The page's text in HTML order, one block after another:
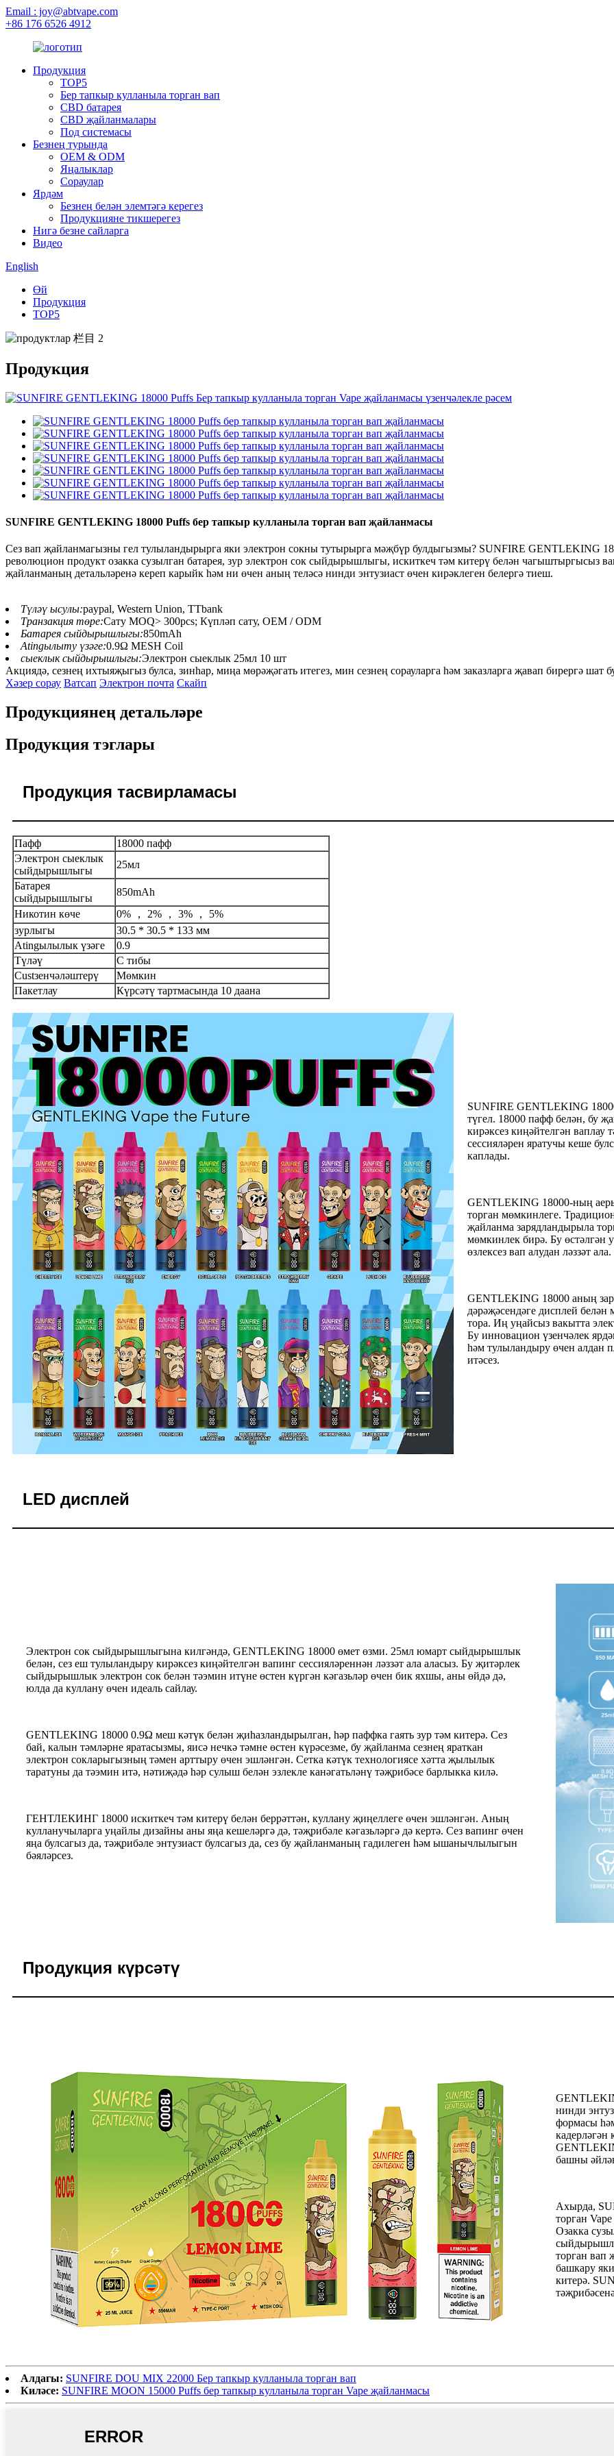
Email : joy@abtvape.com
+86 176 6526 4912
Продукция
TOP5
Бер тапкыр кулланыла торган вап
CBD батарея
CBD җайланмалары
Под системасы
Безнең турында
OEM & ODM
Яңалыклар
Сораулар
Ярдәм
Безнең белән элемтәгә керегез
Продукцияне тикшерегез
Нигә безне сайларга
Видео
English
Өй
Продукция
TOP5
Продукция
SUNFIRE GENTLEKING 18000 Puffs бер тапкыр кулланыла торган вап җайланмасы
Сез вап җайланмагызны гел тулыландырырга яки электрон сокны тутырырга мәҗбүр булдыгызмы? SUNFIRE GENTLEKING
революцион продукт озакка сузылган батарея, зур электрон сок сыйдырышлыгы, искиткеч тәм китерү белән чагыштыргысыз
җайланманың детальләренә кереп карыйк һәм ни өчен аның теләсә нинди энтузиаст өчен кирәклеген белергә тиеш.
Түләү ысулы:paypal, Western Union, TTbank
Транзакция төре:Сату MOQ> 300pcs; Күпләп сату, OEM / ODM
Батарея сыйдырышлыгы:850mAh
Atingылыту үзәге:0.9Ω MESH Coil
сыеклык сыйдырышлыгы:Электрон сыеклык 25мл 10 шт
Акциядә, сезнең ихтыяҗыгыз булса, зинһар, миңа мөрәҗәгать итегез, мин сезнең сорауларга һәм заказларга җавап бирергә шат
Хәзер сорау Ватсап Электрон почта Скайп
Продукциянең детальләре
Продукция тэглары
Продукция тасвирламасы
Пафф
18000 пафф
Электрон сыеклык
сыйдырышлыгы
25мл
Батарея
сыйдырышлыгы
850mAh
Никотин көче
0% ， 2% ， 3% ， 5%
зурлыгы
30.5 * 30.5 * 133 мм
Atingылылык үзәге
0.9
Түләү
С тибы
Custзенчәләштерү
Мөмкин
Пакетлау
Күрсәтү тартмасында 10 даана
SUNFIRE GENTLEKING
түгел. 18000 пафф белән, бу
кирәксез киңәйтелгән
сессияләрен яратучы кеше
каплады.
GENTLEKING 18000-ның
торган мөмкинлеге.
җайланма зарядландырыла
мөмкинлек бирә. Бу
өзлексез вап алудан ләззәт ала.
GENTLEKING 18000 аның
дәрәҗәсендәге дисплей белән
тора. Иң уңайсыз вакытта
Бу инновацион үзенчәлек
һәм тулыландыру өчен алдан
итәсез.
LED дисплей
Электрон сок сыйдырышлыгына килгәндә, GENTLEKING 18000 өмет өзми. 25мл юмарт сыйдырышлык
белән, сез еш тулыландыру кирәксез киңәйтелгән вапинг сессияләреннән ләззәт ала аласыз. Бу җитәрлек
сыйдырышлык электрон сок белән тәэмин итүне өстен күргән кәгазьләр өчен бик яхшы, аны өйдә дә,
юлда да куллану өчен идеаль сайлау.
GENTLEKING 18000 0.9Ω меш кәтүк белән җиһазландырылган, һәр паффка гаять зур тәм китерә. Сез
бай, калын тәмләрне яратасызмы, яисә нечкә тәмне өстен күрәсезме, бу җайланма сезнең яраткан
электрон сокларыгызның тәмен арттыру өчен эшләнгән. Сетка кәтүк технологиясе хәтта җылылык
таратуны да тәэмин итә, нәтиҗәдә һәр сулыш белән эзлекле канәгатьләнү тәҗрибәсе барлыкка килә.
ГЕНТЛЕКИНГ 18000 искиткеч тәм китерү белән беррәттән, куллану җиңеллеге өчен эшләнгән. Аның
кулланучыларга уңайлы дизайны аны яңа кешеләргә дә, тәҗрибәле кәгазьләргә дә кертә. Сез вапинг өчен
яңа булсагыз да, тәҗрибәле энтузиаст булсагыз да, сез бу җайланманың гадилеген һәм ышанычлылыгын
бәяләрсез.
Продукция күрсәтү
нинди
формасы
кадерләгән
башны
Ахырда,
торган
Озакка
торган вап
башкару
китерә.
Алдагы: SUNFIRE DOU MIX 22000 Бер тапкыр кулланыла торган вап
Киләсе: SUNFIRE MOON 15000 Puffs бер тапкыр кулланыла торган Vape җайланмасы